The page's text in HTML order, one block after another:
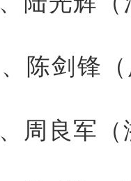
陈剑锋
周良军（